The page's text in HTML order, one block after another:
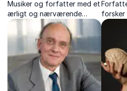
Musiker og forfatter med et
ærligt og nærværende
foredrag om musik, identitet
og livet mellem Danmark og
Grønland.
forsker
sorg,
og